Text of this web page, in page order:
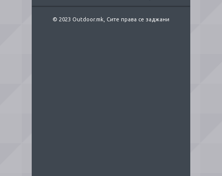
© 2023 Outdoor.mk, Сите права се заджани